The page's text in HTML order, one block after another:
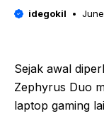
idegokil
Sejak awal
Zephyrus Duo
laptop gaming